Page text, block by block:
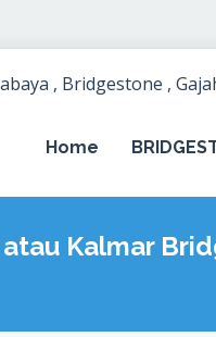
Home
Kalmar